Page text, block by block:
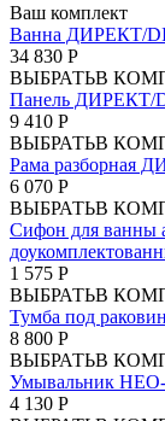
Ваш комплект
Ванна ДИРЕКТ/
34 830 Р
ВЫБРАТЬВ
Панель ДИРЕКТ/
9 410 Р
ВЫБРАТЬВ
Рама разборная
6 070 Р
ВЫБРАТЬВ
Сифон для ванны
1 575 Р
ВЫБРАТЬВ
Тумба под
8 800 Р
ВЫБРАТЬВ
Умывальник
4 130 Р